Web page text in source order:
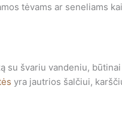
tėvams ar seneliams
su švariu vandeniu,
yra jautrios šalčiui,